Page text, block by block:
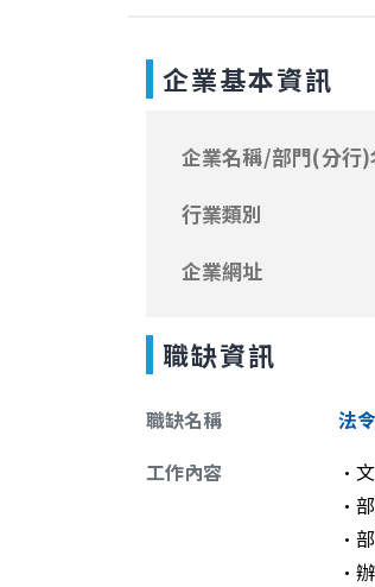
企業基本資訊
企業名稱/部門(分行
行業類別
企業網址
職缺資訊
職缺名稱
法
工作內容
•
•
•
•